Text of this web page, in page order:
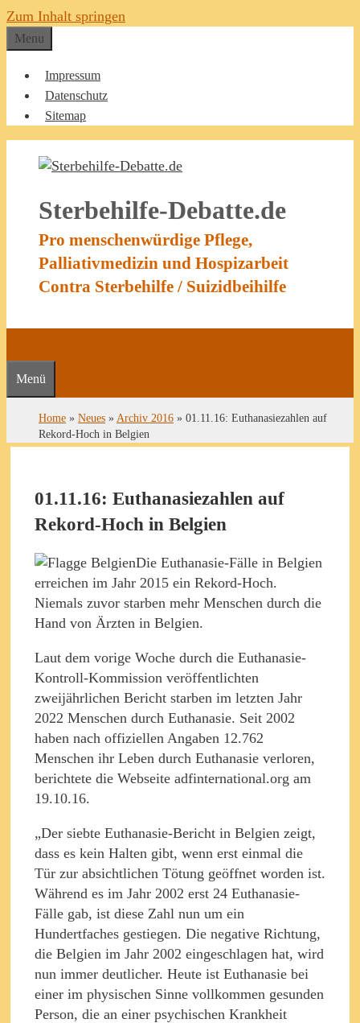
Zum Inhalt springen
Menu
Impressum
Datenschutz
Sitemap
Sterbehilfe-Debatte.de
Pro menschenwürdige Pflege,
Palliativmedizin und Hospizarbeit
Contra Sterbehilfe / Suizidbeihilfe
Menü
Home » Neues » Archiv 2016 » 01.11.16: Euthanasiezahlen auf
Rekord-Hoch in Belgien
01.11.16: Euthanasiezahlen auf
Rekord-Hoch in Belgien
Die Euthanasie-Fälle in Belgien
erreichen im Jahr 2015 ein Rekord-Hoch.
Niemals zuvor starben mehr Menschen durch die
Hand von Ärzten in Belgien.
Laut dem vorige Woche durch die Euthanasie-
Kontroll-Kommission veröffentlichten
zweijährlichen Bericht starben im letzten Jahr
2022 Menschen durch Euthanasie. Seit 2002
haben nach offiziellen Angaben 12.762
Menschen ihr Leben durch Euthanasie verloren,
berichtete die Webseite adfinternational.org am
19.10.16.
„Der siebte Euthanasie-Bericht in Belgien zeigt,
dass es kein Halten gibt, wenn erst einmal die
Tür zur absichtlichen Tötung geöffnet worden ist.
Während es im Jahr 2002 erst 24 Euthanasie-
Fälle gab, ist diese Zahl nun um ein
Hundertfaches gestiegen. Die negative Richtung,
die Belgien im Jahr 2002 eingeschlagen hat, wird
nun immer deutlicher. Heute ist Euthanasie bei
einer im physischen Sinne vollkommen gesunden
Person, die an einer psychischen Krankheit